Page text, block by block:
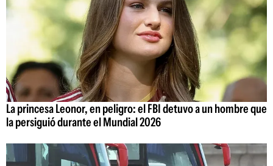
La princesa Leonor, en peligro: el FBI detuvo a un hombre que
la persiguió durante el Mundial 2026